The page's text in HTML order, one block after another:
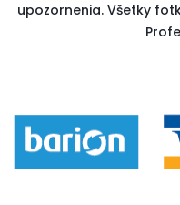
upozornenia. Všetky